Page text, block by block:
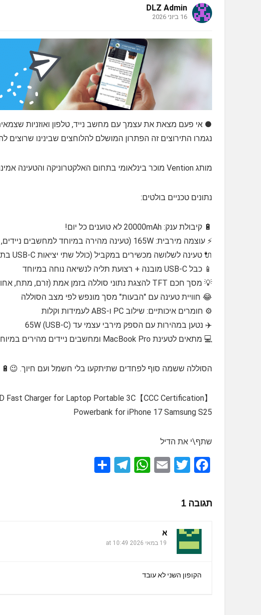
DLZ Admin
16 ביוני 2026
● אי פעם מצאת את עצמך עם מחשב נייד, טלפון ואוזניות
נגמרו התירוצים זה הפתרון המושלם להלוחצים שבינינו
מותג Vention מוכר בינלאומי בתחום האלקטרוניקה והטעינה אמינות וטכנולוגיה שמדברות תכל'ס! 🌍🔋
נתונים טכניים בולטים:
🔋 קיבולת ענק: 20000mAh לא טוענים כל יום!
⚡ עוצמה מירבית: 165W (טעינה מהירה במיוחד למחשבים ניידים, טלפונים, טאבלטים ועוד)
🔌 טעינה לשלושה מכשירים במקביל (כולל שתי יציאות USB-C בתפוקה גבוהה ו-USB-A)
📱 כבל USB-C מובנה + רצועת תליה לנשיאה נוחה במיוחד
💡 מסך חכם TFT להצגת נתוני סוללה בזמן אמת (זרם, מתח, אחוזי סוללה, חיווי טעינה)
😂 חוויית טעינה עם "הבעות" מסך מונפש לפי מצב הסוללה
⚙️ חומרים איכותיים: שילוב PC ו-ABS לעמידות וקלות
✈️ נטען במהירות עם הספק מירבי עצמי עד 65W (USB-C)
💻 מתאים לטעינת MacBook Pro ומחשבים ניידים מהירים במיוחד
הסוללה ששמה סוף לפחדים שתיתקעו בלי חשמל ועם חיוך. 😉🔋
PD Fast Charger for Laptop Portable 3C
Powerbank for iPhone 17 Samsung S25
שתף\י את הדיל
F
ce
b
o
o
T
E
W
p
T
m
תגובה 1
א
19 במאי 2026 at 10:49
הקופון השני לא עובד